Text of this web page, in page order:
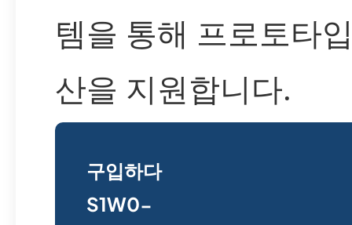
템을 통해 프로토타
산을 지원합니다.
구입하다
S1W0-